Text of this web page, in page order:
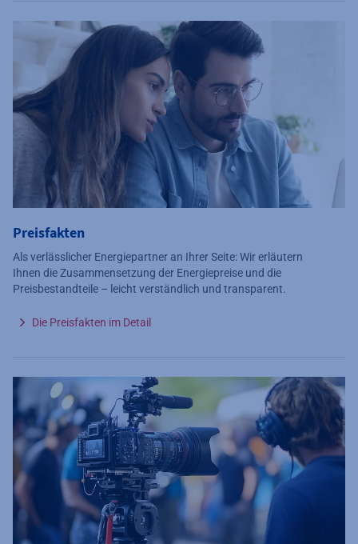
Preisfakten
Als verlässlicher Energiepartner an Ihrer Seite: Wir erläutern
Ihnen die Zusammensetzung der Energiepreise und die
Preisbestandteile – leicht verständlich und transparent.
Die Preisfakten im Detail